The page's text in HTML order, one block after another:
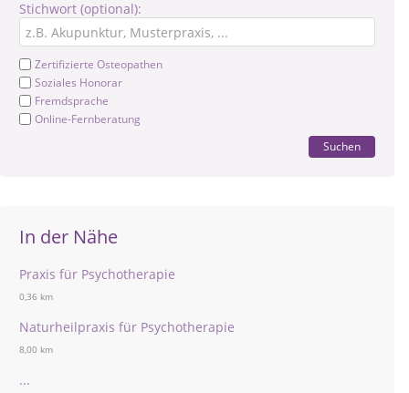
Stichwort (optional):
Zertifizierte Osteopathen
Soziales Honorar
Fremdsprache
Online-Fernberatung
Suchen
In der Nähe
Praxis für Psychotherapie
0,36 km
Naturheilpraxis für Psychotherapie
8,00 km
...